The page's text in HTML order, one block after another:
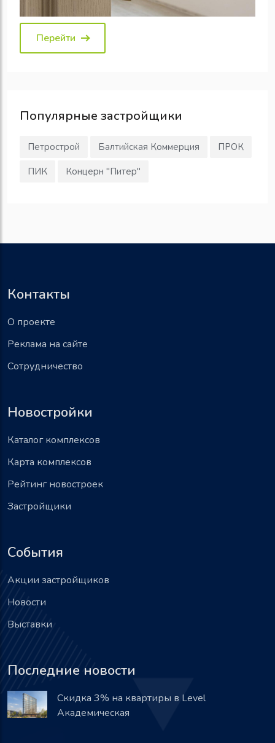
Перейти
Популярные застройщики
Петрострой Балтийская Коммерция
ПРОК
ПИК
Концерн "Питер"
Контакты
О проекте
Реклама на сайте
Сотрудничество
Новостройки
Каталог комплексов
Карта комплексов
Рейтинг новостроек
Застройщики
События
Акции застройщиков
Новости
Выставки
Последние новости
Скидка 3% на квартиры в Level
Академическая